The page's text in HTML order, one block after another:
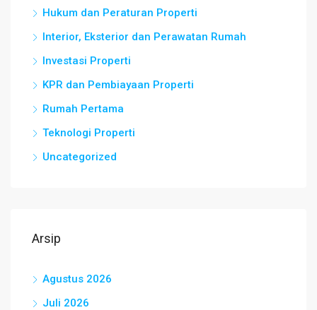
Hukum dan Peraturan Properti
Interior, Eksterior dan Perawatan Rumah
Investasi Properti
KPR dan Pembiayaan Properti
Rumah Pertama
Teknologi Properti
Uncategorized
Arsip
Agustus 2026
Juli 2026